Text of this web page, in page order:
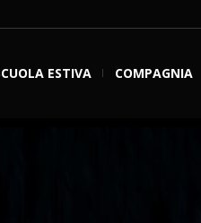
ESTIVA COMPAGNIA